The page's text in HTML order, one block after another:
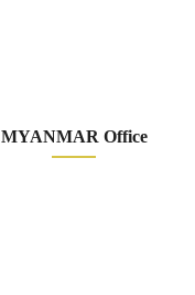
MYANMAR Office